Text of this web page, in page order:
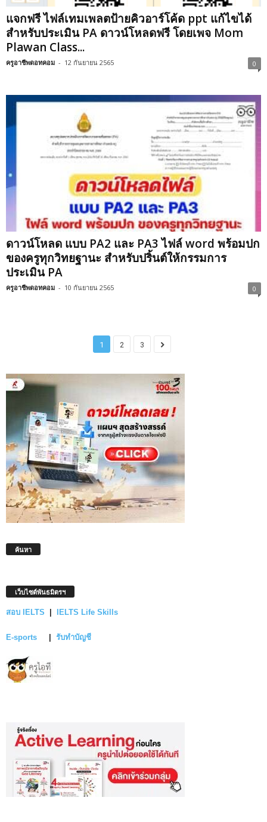
แจกฟรี ไฟล์เทมเพลตป้ายคิวอาร์โค้ด ppt แก้ไขได้
สำหรับประเมิน PA ดาวน์โหลดฟรี โดยเพจ Mom
Plawan Class...
ครูอาชีพดอทคอม - 12 กันยายน 2565 0
ดาวน์โหลด แบบ PA2 และ PA3 ไฟล์ word พร้อมปก
ของครูทุกวิทยฐานะ สำหรับปริ้นต์ให้กรรมการ
ประเมิน PA
ครูอาชีพดอทคอม - 10 กันยายน 2565 0
1 2 3
ค้นหา
เว็บไซต์พันธมิตรฯ
สอบ IELTS | IELTS Life Skills
E-sports | รับทำบัญชี